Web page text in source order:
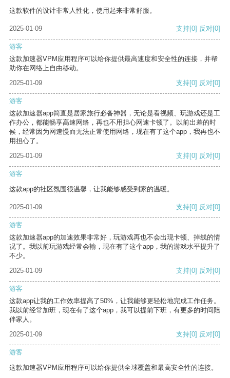
这款软件的设计非常人性化，使用起来非常舒服。
2025-01-09 支持[0] 反对[0]
游客
这款加速器VPM应用程序可以给你提供最高速度和安全性的连接，并帮
助你在网络上自由移动。
2025-01-09
支持[0] 反对[0]
游客
这款加速器app简直是居家旅行必备神器，无论是看视频、玩游戏还是工
作办公，都能畅享高速网络，再也不用担心网速卡顿了。以前出差的时
候，经常因为网速慢而无法正常使用网络，现在有了这个app，我再也不
用担心了。
2025-01-09
支持[0] 反对[0]
游客
这款app的社区氛围很温馨，让我能够感受到家的温暖。
2025-01-09 支持[0] 反对[0]
游客
这款加速器app的加速效果非常好，玩游戏再也不会出现卡顿、掉线的情
况了。我以前玩游戏经常会输，现在有了这个app，我的游戏水平提升了
不少。
2025-01-09
支持[0] 反对[0]
游客
这款app让我的工作效率提高了50%，让我能够更轻松地完成工作任务。
我以前经常加班，现在有了这个app，我可以提前下班，有更多的时间陪
伴家人。
2025-01-09
支持[0] 反对[0]
游客
这款加速器VPM应用程序可以给你提供全球覆盖和最高安全性的连接。